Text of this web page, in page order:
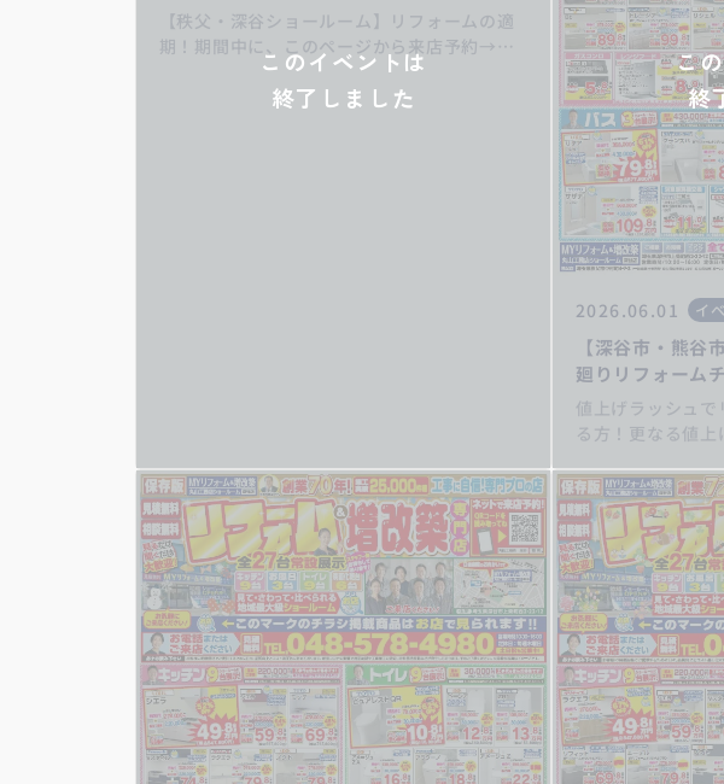
【秩父・深谷ショールーム】リフォームの適
期！期間中に、このページから来店予約→キ
ッチンリフォームご成約の方にカタログギフ
ト5000円分プレゼント♪お得なキャンペーン
このイベントは
終了しました
2026.06.01 イ
【深谷市・熊
廻りリフォーム
値上げラッシュ
る方！更なる値上
https://my-
ム/お風呂リフォ
化粧台リフォー
フォーム/住宅省
2026事業/みらい
ネ2026事業
こ
終